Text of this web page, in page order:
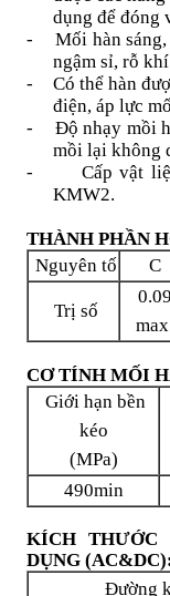
dụng để đóng
-
Mối hàn
ngậm sỉ, rỗ
-
Có thể hàn
điện, áp lực
-
Độ nhạy mồi
mồi lại không
-
Cấp vật
KMW2.
THÀNH PHẦN
Nguyên tố
C
Trị số
0.09
max
CƠ TÍNH MỐI
Giới hạn bền
kéo
(MPa)
490min
KÍCH THƯỚC
DỤNG
Đường